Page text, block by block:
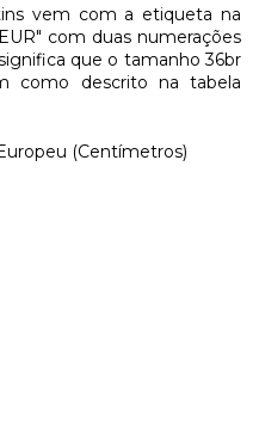
vem com a etiqueta na
com duas numerações
que o tamanho 36br
como descrito na tabela
(Centímetros)​